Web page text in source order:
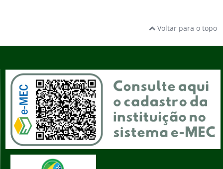
Voltar para o topo